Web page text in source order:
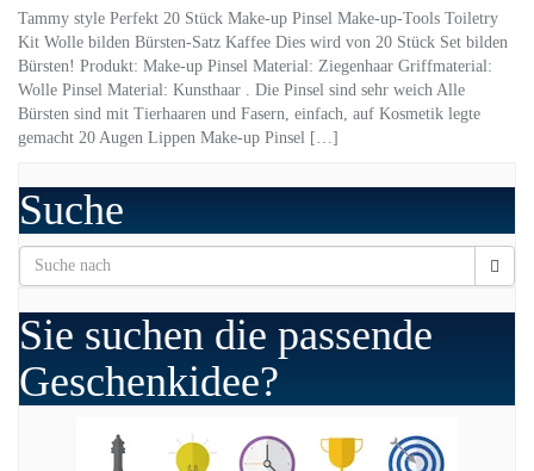
Tammy style Perfekt 20 Stück Make-up Pinsel Make-up-Tools Toiletry
Kit Wolle bilden Bürsten-Satz Kaffee Dies wird von 20 Stück Set bilden
Bürsten! Produkt: Make-up Pinsel Material: Ziegenhaar Griffmaterial:
Wolle Pinsel Material: Kunsthaar . Die Pinsel sind sehr weich Alle
Bürsten sind mit Tierhaaren und Fasern, einfach, auf Kosmetik legte
gemacht 20 Augen Lippen Make-up Pinsel […]
Suche
Sie suchen die passende
Geschenkidee?